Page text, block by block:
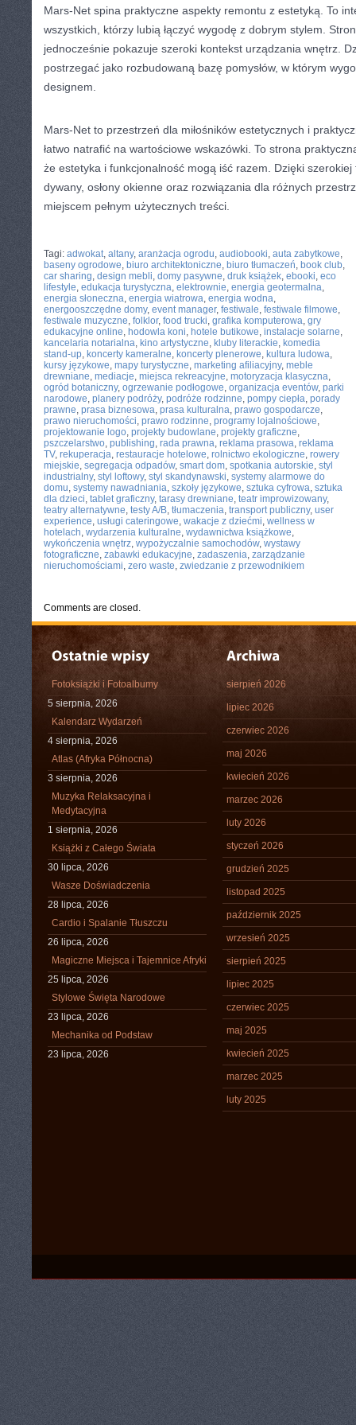
Mars-Net spina praktyczne aspekty remontu z estetyką. To
wszystkich, którzy lubią łączyć wygodę z dobrym stylem.
jednocześnie pokazuje szeroki kontekst urządzania wnętrz.
postrzegać jako rozbudowaną bazę pomysłów, w którym
designem.
Mars-Net to przestrzeń dla miłośników estetycznych i
łatwo natrafić na wartościowe wskazówki. To strona
że estetyka i funkcjonalność mogą iść razem. Dzięki
dywany, osłony okienne oraz rozwiązania dla różnych
miejscem pełnym użytecznych treści.
Tagi: adwokat, altany, aranżacja ogrodu, audiobooki, auta zabytkowe,
baseny ogrodowe, biuro architektoniczne, biuro tłumaczeń, book club,
car sharing, design mebli, domy pasywne, druk książek, ebooki, eco
lifestyle, edukacja turystyczna, elektrownie, energia geotermalna,
energia słoneczna, energia wiatrowa, energia wodna,
energooszczędne domy, event manager, festiwale, festiwale filmowe,
festiwale muzyczne, folklor, food trucki, grafika komputerowa, gry
edukacyjne online, hodowla koni, hotele butikowe, instalacje solarne,
kancelaria notarialna, kino artystyczne, kluby literackie, komedia
stand-up, koncerty kameralne, koncerty plenerowe, kultura ludowa,
kursy językowe, mapy turystyczne, marketing afiliacyjny, meble
drewniane, mediacje, miejsca rekreacyjne, motoryzacja klasyczna,
ogród botaniczny, ogrzewanie podłogowe, organizacja eventów, parki
narodowe, planery podróży, podróże rodzinne, pompy ciepła, porady
prawne, prasa biznesowa, prasa kulturalna, prawo gospodarcze,
prawo nieruchomości, prawo rodzinne, programy lojalnościowe,
projektowanie logo, projekty budowlane, projekty graficzne,
pszczelarstwo, publishing, rada prawna, reklama prasowa, reklama
TV, rekuperacja, restauracje hotelowe, rolnictwo ekologiczne, rowery
miejskie, segregacja odpadów, smart dom, spotkania autorskie, styl
industrialny, styl loftowy, styl skandynawski, systemy alarmowe do
domu, systemy nawadniania, szkoły językowe, sztuka cyfrowa, sztuka
dla dzieci, tablet graficzny, tarasy drewniane, teatr improwizowany,
teatry alternatywne, testy A/B, tłumaczenia, transport publiczny, user
experience, usługi cateringowe, wakacje z dziećmi, wellness w
hotelach, wydarzenia kulturalne, wydawnictwa książkowe,
wykończenia wnętrz, wypożyczalnie samochodów, wystawy
fotograficzne, zabawki edukacyjne, zadaszenia, zarządzanie
nieruchomościami, zero waste, zwiedzanie z przewodnikiem
Comments are closed.
Fotoksiążki i Fotoalbumy
5 sierpnia, 2026
Kalendarz Wydarzeń
4 sierpnia, 2026
Atlas (Afryka Północna)
3 sierpnia, 2026
Muzyka Relaksacyjna i
Medytacyjna
1 sierpnia, 2026
Książki z Całego Świata
30 lipca, 2026
Wasze Doświadczenia
28 lipca, 2026
Cardio i Spalanie Tłuszczu
26 lipca, 2026
Magiczne Miejsca i Tajemnice Afryki
25 lipca, 2026
Stylowe Święta Narodowe
23 lipca, 2026
Mechanika od Podstaw
23 lipca, 2026
sierpień 2026
lipiec 2026
czerwiec 2026
maj 2026
kwiecień 2026
marzec 2026
luty 2026
styczeń 2026
grudzień 2025
listopad 2025
październik 2025
wrzesień 2025
sierpień 2025
lipiec 2025
czerwiec 2025
maj 2025
kwiecień 2025
marzec 2025
luty 2025